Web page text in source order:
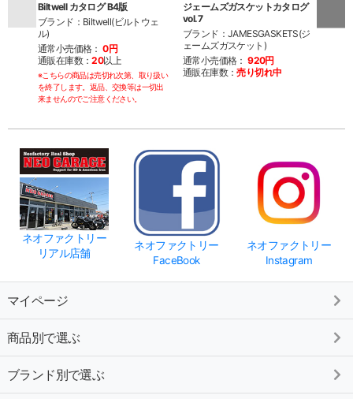
Biltwell カタログ B4版
ブランド：Biltwell(ビルトウェ
ル)
通常小売価格： 0円
通販在庫数：20以上
※こちらの商品は売切れ次第、取り扱い
を終了します。返品、交換等は一切出
来ませんのでご注意ください。
ジェームズガスケットカタログ
vol.7
ブランド：JAMESGASKETS(ジ
ェームズガスケット)
通常小売価格： 920円
通販在庫数：売り切れ中
ネオファクトリー
リアル店舗
ネオファクトリー
FaceBook
ネオファクトリー
Instagram
マイページ
商品別で選ぶ
ブランド別で選ぶ